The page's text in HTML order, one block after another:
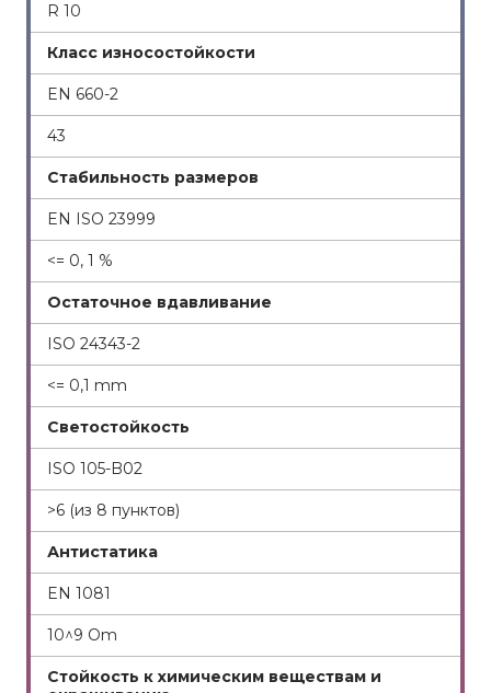
R 10
Класс износостойкости
EN 660-2
43
Стабильность размеров
EN ISO 23999
<= 0, 1 %
Остаточное вдавливание
ISO 24343-2
<= 0,1 mm
Светостойкость
ISO 105-B02
>6 (из 8 пунктов)
Антистатика
EN 1081
10^9 Om
Стойкость к химическим веществам и